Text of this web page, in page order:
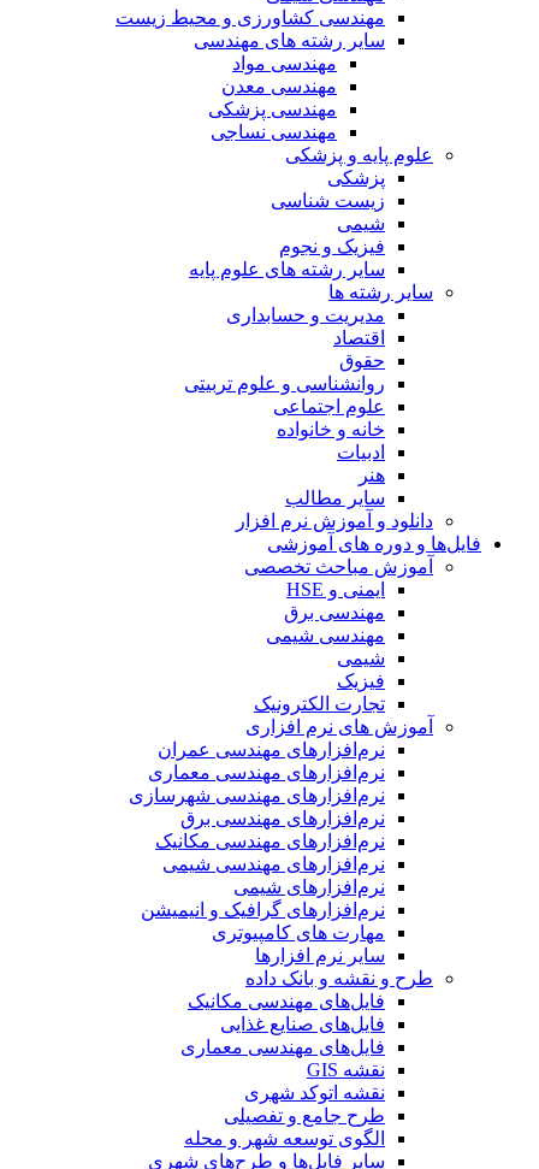
مهندسی کشاورزی و محیط زیست
سایر رشته های مهندسی
مهندسی مواد
مهندسی معدن
مهندسی پزشکی
مهندسی نساجی
علوم پایه و پزشکی
پزشکی
زیست شناسی
شیمی
فیزیک و نجوم
سایر رشته های علوم پایه
سایر رشته ها
مدیریت و حسابداری
اقتصاد
حقوق
روانشناسی و علوم تربیتی
علوم اجتماعی
خانه و خانواده
ادبیات
هنر
سایر مطالب
دانلود و آموزش نرم افزار
فایل‌ها و دوره های آموزشی
آموزش مباحث تخصصی
ایمنی و HSE
مهندسی برق
مهندسی شیمی
شیمی
فیزیک
تجارت الکترونیک
آموزش های نرم افزاری
نرم‌افزارهای مهندسی عمران
نرم‌افزارهای مهندسی معماری
نرم‌افزارهای مهندسی شهرسازی
نرم‌افزارهای مهندسی برق
نرم‌افزارهای مهندسی مکانیک
نرم‌افزارهای مهندسی شیمی
نرم‌افزارهای شیمی
نرم‌افزارهای گرافیک و انیمیشن
مهارت های کامپیوتری
سایر نرم افزارها
طرح و نقشه و بانک داده
فایل‌های مهندسی مکانیک
فایل‌های صنایع غذایی
فایل‌های مهندسی معماری
نقشه GIS
نقشه اتوکد شهری
طرح جامع و تفصیلی
الگوی توسعه شهر و محله
سایر فایل‌ها و طرح‌های شهری